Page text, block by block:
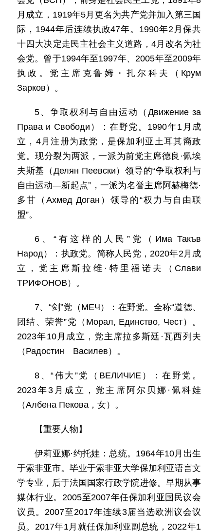
月成立，1919年5月更名为共产党并加入第三国
际，1944年后连续执政47年。1990年2月保共
十四大决定走民主社会主义道路，4月改名为社
会党。曾于1994年至1997年、2005年至2009年
执政。党主席克鲁姆・扎尔科夫（Крум
Зарков）。
5、争取权利与自由运动（Движение за
Права и Свободи）：在野党。1990年1月成
立，4月注册为政党，是保加利亚土耳其裔政
党。现分裂为两派，一派为前党主席德良·佩埃
夫斯基（Делян Пеевски）领导的“争取权利与
自由运动—新起点”，一派为名誉主席阿赫梅德·
多甘（Ахмед Доган）领导的“权力与自由联
盟”。
6、“有这样的人民”党（Има Такъв
Народ）：执政党。简称人民党，2020年2月成
立，党主席斯拉维·特里福诺夫（Слави
ТРИФОНОВ）。
7、“剑”党（МЕЧ）：在野党。全称“道德、
团结、荣誉”党（Морал, Единство, Чест）。
2023年10月成立，党主席拉多斯廷·瓦西列夫
（Радостин Василев）。
8、“伟大”党（ВЕЛИЧИЕ）：在野党。
2023年3月成立，党主席阿尔贝娜·佩科娃
（Албена Пекова，女）。
【重要人物】
伊莉亚娜·约托娃：总统。1964年10月出生
于索非亚市。毕业于索非亚大学保加利亚语言文
学专业，后于法国国家行政学院进修。早期从事
媒体行业。2005至2007年任保加利亚国民议会
议员。2007至2017年连续3届当选欧洲议会议
员。2017年1月就任保加利亚副总统，2022年1